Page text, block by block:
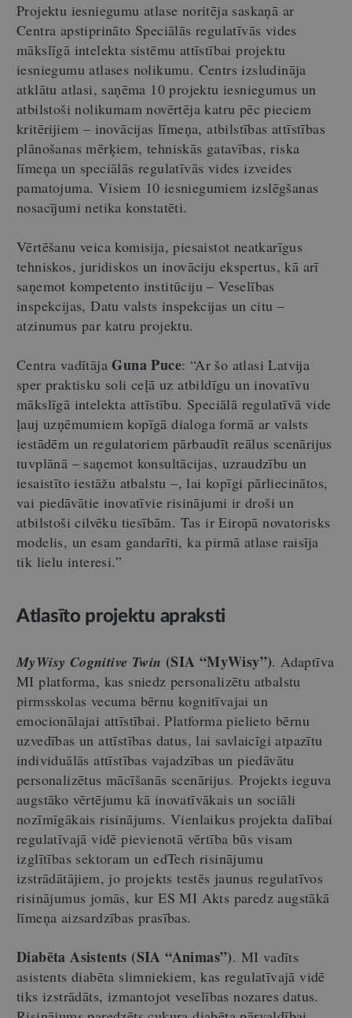
Projektu iesniegumu atlase noritēja saskaņā ar
Centra apstiprināto Speciālās regulatīvās vides
mākslīgā intelekta sistēmu attīstībai projektu
iesniegumu atlases nolikumu. Centrs izsludināja
atklātu atlasi, saņēma 10 projektu iesniegumus un
atbilstoši nolikumam novērtēja katru pēc pieciem
kritērijiem – inovācijas līmeņa, atbilstības attīstības
plānošanas mērķiem, tehniskās gatavības, riska
līmeņa un speciālās regulatīvās vides izveides
pamatojuma. Visiem 10 iesniegumiem izslēgšanas
nosacījumi netika konstatēti.
Vērtēšanu veica komisija, piesaistot neatkarīgus
tehniskos, juridiskos un inovāciju ekspertus, kā arī
saņemot kompetento institūciju – Veselības
inspekcijas, Datu valsts inspekcijas un citu –
atzinumus par katru projektu.
Centra vadītājaGuna Puce: “Ar šo atlasi Latvija
sper praktisku soli ceļā uz atbildīgu un inovatīvu
mākslīgā intelekta attīstību. Speciālā regulatīvā vide
ļauj uzņēmumiem kopīgā dialoga formā ar valsts
iestādēm un regulatoriem pārbaudīt reālus scenārijus
tuvplānā – saņemot konsultācijas, uzraudzību un
iesaistīto iestāžu atbalstu–, lai kopīgi pārliecinātos,
vai piedāvātie inovatīvie risinājumi ir droši un
atbilstoši cilvēku tiesībām. Tas ir Eiropā novatorisks
modelis, un esam gandarīti, ka pirmā atlase raisīja
tik lielu interesi.”
Atlasīto projektu apraksti
MyWisy Cognitive Twin (SIA “MyWisy”).Adaptīva
MI platforma, kas sniedz personalizētu atbalstu
pirmsskolas vecuma bērnu kognitīvajai un
emocionālajai attīstībai. Platforma pielieto bērnu
uzvedības un attīstības datus, lai savlaicīgi atpazītu
individuālās attīstības vajadzības un piedāvātu
personalizētus mācīšanās scenārijus. Projekts ieguva
augstāko vērtējumu kā inovatīvākais un sociāli
nozīmīgākais risinājums. Vienlaikus projekta dalībai
regulatīvajā vidē pievienotā vērtība būs visam
izglītības sektoram un edTech risinājumu
izstrādātājiem, jo projekts testēs jaunus regulatīvos
risinājumus jomās, kur ES MI Akts paredz augstākā
līmeņa aizsardzības prasības.
Diabēta Asistents (SIA “Animas”). MI vadīts
asistents diabēta slimniekiem, kas regulatīvajā vidē
tiks izstrādāts, izmantojot veselības nozares datus.